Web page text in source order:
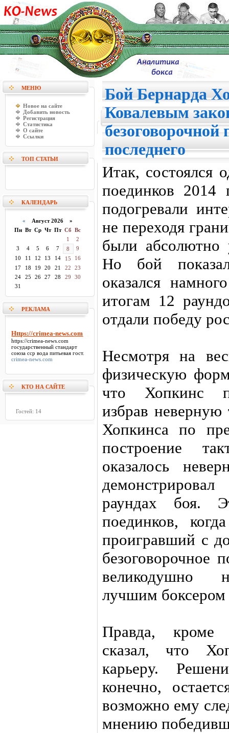
МЕНЮ
Новое на сайте
Добавить новость
Регистрация
Статистика
О сайте
Ссылки
ТОП СТАТЬИ
КАЛЕНДАРЬ
« Август 2026 »
Пн Вт Ср Чт Пт Сб Вс
1
2
3
4 5 6 7 8
9
10
11 12 13 14 15
16
17
18 19 20 21 22
23
24
25 26 27 28 29
30
31
РЕКЛАМА
Https://crimea-news.com
https://crimea-news.com
государственный стандарт
союза сср вода питьевая гост.
crimea-news.com
КТО НА САЙТЕ
Гостей: 14
Бой Бернарда
Ковалевым
безоговорочной
последнего
Итак, состоялся
поединков 2014
подогревали
не переходя
были абсолютно
Но бой
оказался
итогам 12
отдали победу
Несмотря на
физическую
что Хопкинс
избрав неверную
Хопкинса по
построение
оказалось
раундах боя.
поединков,
проигравший с
безоговорочное
великодушно
лучшим боксером
Правда, кроме
сказал, что
карьеру.
конечно,
возможно ему
мнению